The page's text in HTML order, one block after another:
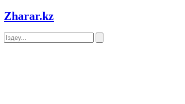
Zharar.kz